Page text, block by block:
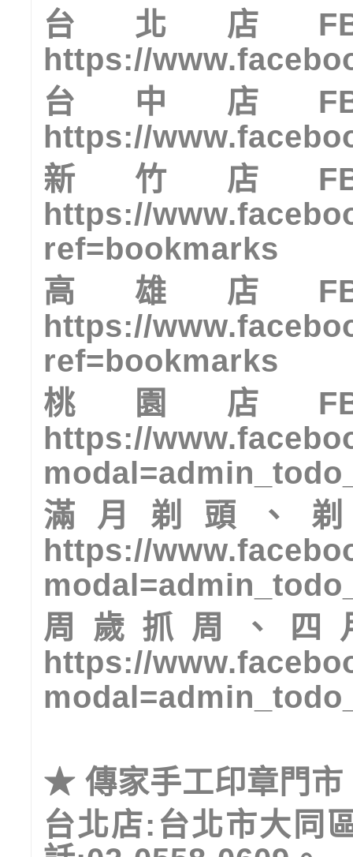
台北店
https://
台中店
https://
新竹店
https://
ref=bookmarks
高雄店
https://
ref=bookmarks
桃園店
https://
滿月剃頭、
https://
周歲抓周、四
https://
★ 傳家手工印章門
台北店: 台北市大同